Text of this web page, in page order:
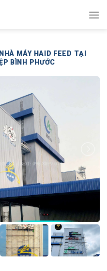
MÁY HAID FEED TẠI
BÌNH PHƯỚC